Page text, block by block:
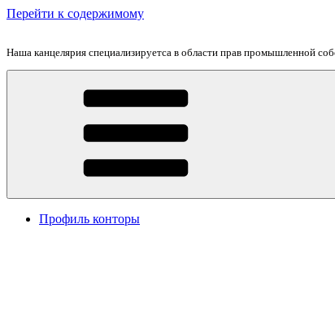
Перейти к содержимому
Наша канцелярия специализируетса в области прав промышленной
Профиль конторы